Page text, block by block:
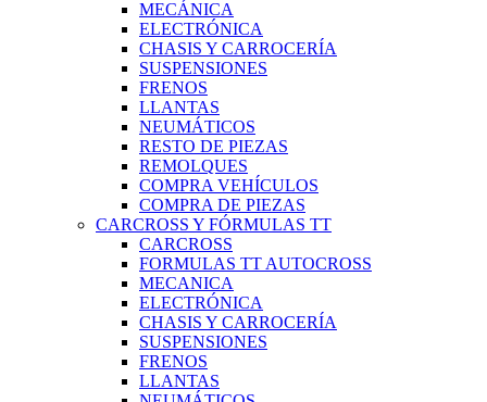
MECÁNICA
ELECTRÓNICA
CHASIS Y CARROCERÍA
SUSPENSIONES
FRENOS
LLANTAS
NEUMÁTICOS
RESTO DE PIEZAS
REMOLQUES
COMPRA VEHÍCULOS
COMPRA DE PIEZAS
CARCROSS Y FÓRMULAS TT
CARCROSS
FORMULAS TT AUTOCROSS
MECANICA
ELECTRÓNICA
CHASIS Y CARROCERÍA
SUSPENSIONES
FRENOS
LLANTAS